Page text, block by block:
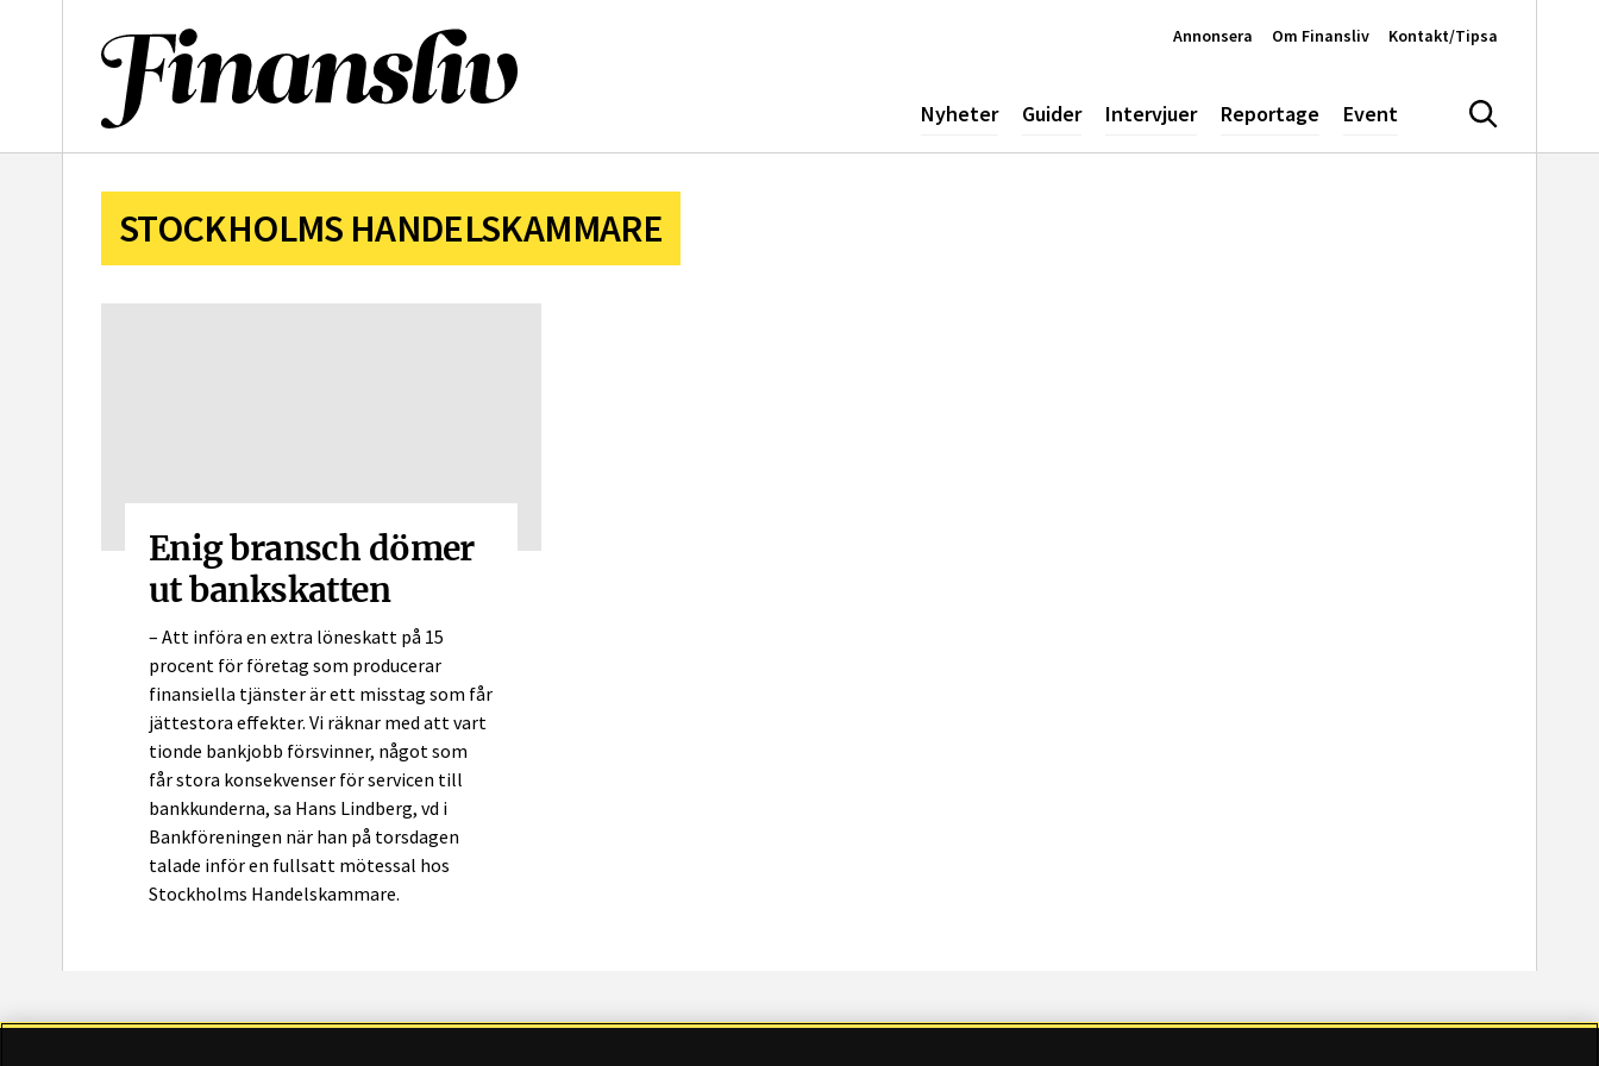
Nyheter Guider Intervjuer Reportage Event Sök
Annonsera Om Finansliv Kontakt/Tipsa
STOCKHOLMS HANDELSKAMMARE
Enig bransch dömer
ut bankskatten
– Att införa en extra löneskatt på 15
procent för företag som producerar
finansiella tjänster är ett misstag som får
jättestora effekter. Vi räknar med att vart
tionde bankjobb försvinner, något som
får stora konsekvenser för servicen till
bankkunderna, sa Hans Lindberg, vd i
Bankföreningen när han på torsdagen
talade inför en fullsatt mötessal hos
Stockholms Handelskammare.